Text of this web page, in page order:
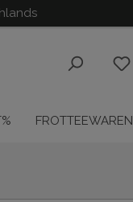
FROTTEEWAREN